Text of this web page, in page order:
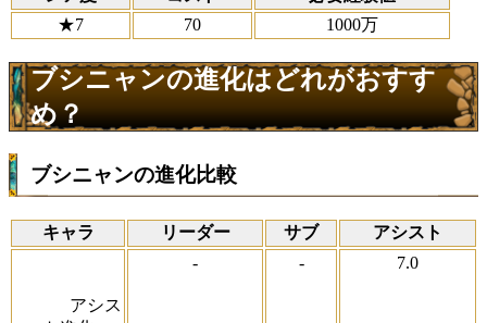
★7
70 1000万
ブシニャンの進化はどれがおすす
め？
ブシニャンの進化比較
キャラ リーダー サブ アシスト
アシス
- - 7.0